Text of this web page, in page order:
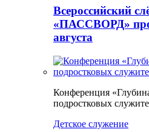
Всероссийский
«ПАССВОРД»
августа
Конференция
подростковых
Детское служение